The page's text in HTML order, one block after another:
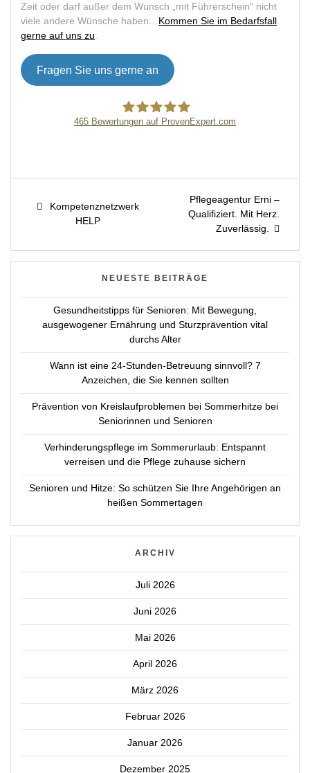
Zeit oder darf außer dem Wunsch „mit Führerschein“ nicht
viele andere Wünsche haben…Kommen Sie im Bedarfsfall
gerne auf uns zu.
Fragen Sie uns gerne an
465 Bewertungen auf ProvenExpert.com
Beitragsnavigation
Previous
Kompetenznetzwerk
HELP
Next
post:
Pflegeagentur Erni –
Qualifiziert. Mit Herz.
Zuverlässig.
NEUESTE BEITRÄGE
Gesundheitstipps für Senioren: Mit Bewegung,
ausgewogener Ernährung und Sturzprävention vital
durchs Alter
Wann ist eine 24-Stunden-Betreuung sinnvoll? 7
Anzeichen, die Sie kennen sollten
Prävention von Kreislaufproblemen bei Sommerhitze bei
Seniorinnen und Senioren
Verhinderungspflege im Sommerurlaub: Entspannt
verreisen und die Pflege zuhause sichern
Senioren und Hitze: So schützen Sie Ihre Angehörigen an
heißen Sommertagen
ARCHIV
Juli 2026
Juni 2026
Mai 2026
April 2026
März 2026
Februar 2026
Januar 2026
Dezember 2025